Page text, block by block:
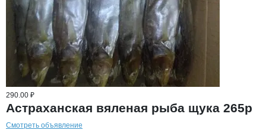
290.00 ₽
Астраханская вяленая рыба щука 265р
Смотреть объявление